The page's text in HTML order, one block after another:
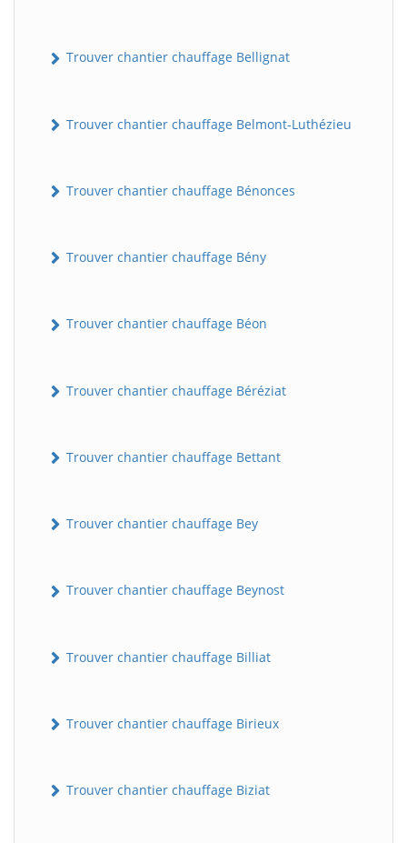
Trouver chantier chauffage Bellignat
Trouver chantier chauffage Belmont-Luthézieu
Trouver chantier chauffage Bénonces
Trouver chantier chauffage Bény
Trouver chantier chauffage Béon
Trouver chantier chauffage Béréziat
Trouver chantier chauffage Bettant
Trouver chantier chauffage Bey
Trouver chantier chauffage Beynost
Trouver chantier chauffage Billiat
Trouver chantier chauffage Birieux
Trouver chantier chauffage Biziat